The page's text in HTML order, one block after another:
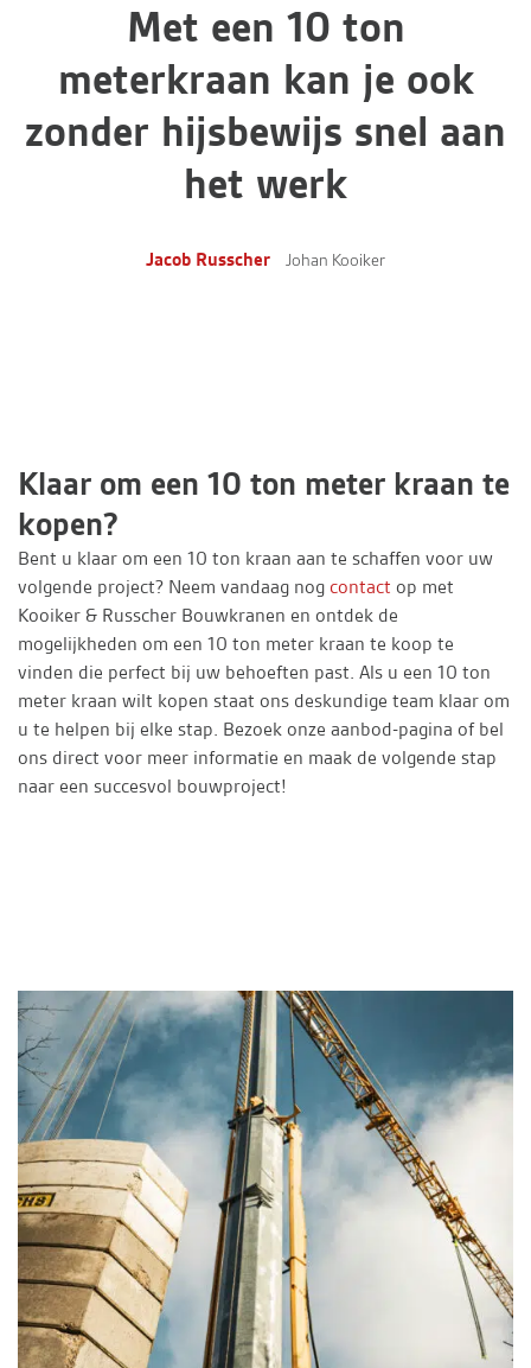
Met een 10 ton
meterkraan kan je ook
zonder hijsbewijs snel aan
het werk
Jacob Russcher Johan Kooiker
Klaar om een 10 ton meter kraan te
kopen?
Bent u klaar om een 10 ton kraan aan te schaffen voor uw
volgende project? Neem vandaag nog contact op met
Kooiker & Russcher Bouwkranen en ontdek de
mogelijkheden om een 10 ton meter kraan te koop te
vinden die perfect bij uw behoeften past. Als u een 10 ton
meter kraan wilt kopen staat ons deskundige team klaar om
u te helpen bij elke stap. Bezoek onze aanbod-pagina of bel
ons direct voor meer informatie en maak de volgende stap
naar een succesvol bouwproject!